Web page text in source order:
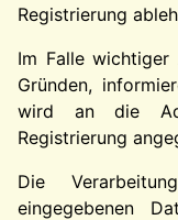
Registrierung
Im Falle wichtiger
Gründen,
wird an die
Registrierung
Die
eingegebenen